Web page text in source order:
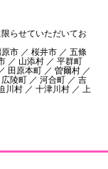
らせていただいてお
市 ／ 桜井市 ／ 五條
／ 山添村 ／ 平群町
田原本町 ／ 曽爾村 ／
陵町 ／ 河合町 ／ 吉
川村 ／ 十津川村 ／ 上